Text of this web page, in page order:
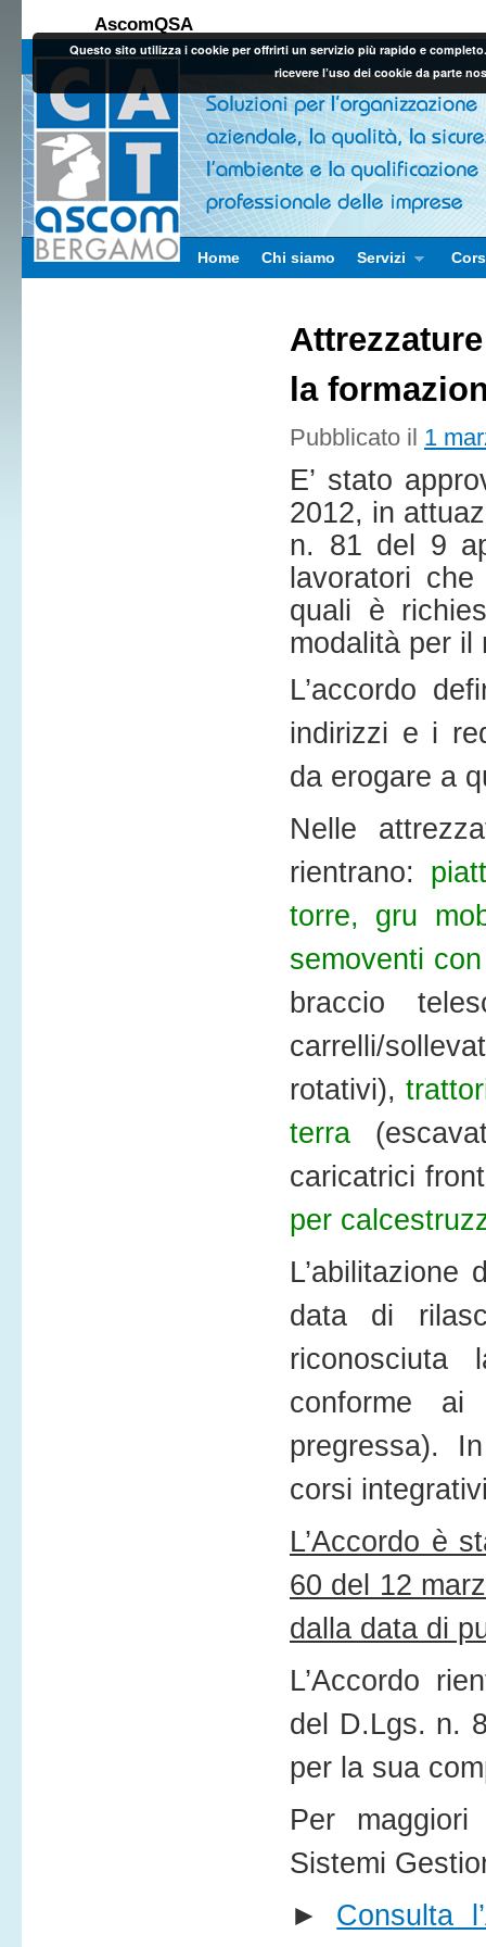
AscomQSA
Vai al contenuto principale
Vai al contenuto secondario
Home Chi siamo Servizi
la
Pubblicato il 1
E’ stato
2012, in
n. 81 del 9
lavoratori
quali è
modalità per il
L’accordo
indirizzi e i
da erogare a
Nelle
rientrano:
torre, gru
semoventi
braccio
carrelli/
rotativi),
terra
caricatrici
per
data di
conforme
pregressa).
corsi
L’Accordo è
60 del 12
dalla data di
L’Accordo
del D.Lgs. n.
per la sua
Per maggiori
Sistemi
► Consulta
Questo sito utilizza i cookie per offrirti un servizio più rapido e
ricevere l’uso dei cookie da parte